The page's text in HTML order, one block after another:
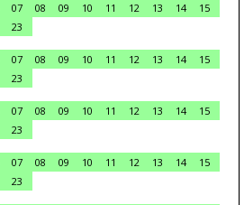
07 08 09 10 11 12 13 14
15
23
07 08 09 10 11 12 13 14
15
23
07 08 09 10 11 12 13 14
15
23
07 08 09 10 11 12 13 14
15
23